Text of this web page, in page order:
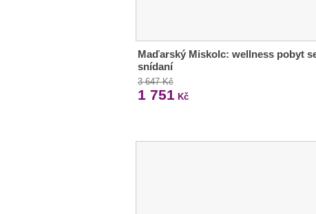
Maďarský Miskolc: wellness pobyt
snídaní
3 647 Kč
1 751 Kč